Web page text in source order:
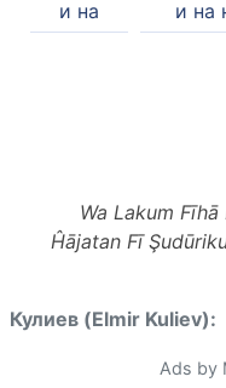
и на
и на
Wa Lakum
Ĥājatan Fī
Кулиев (Elmir Kuliev):
Ads by